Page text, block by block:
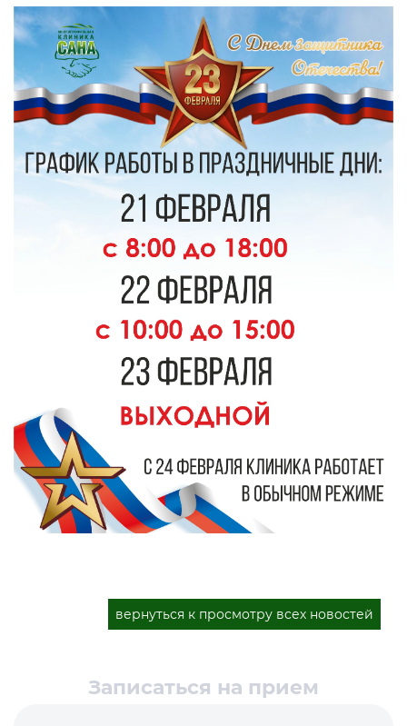
вернуться к просмотру всех новостей
Записаться на прием